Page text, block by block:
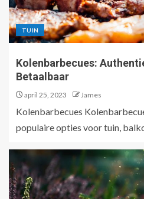
TUIN
Kolenbarbecues:
Betaalbaar
april 25, 2023 James
Kolenbarbecues
populaire opties voor tuin,